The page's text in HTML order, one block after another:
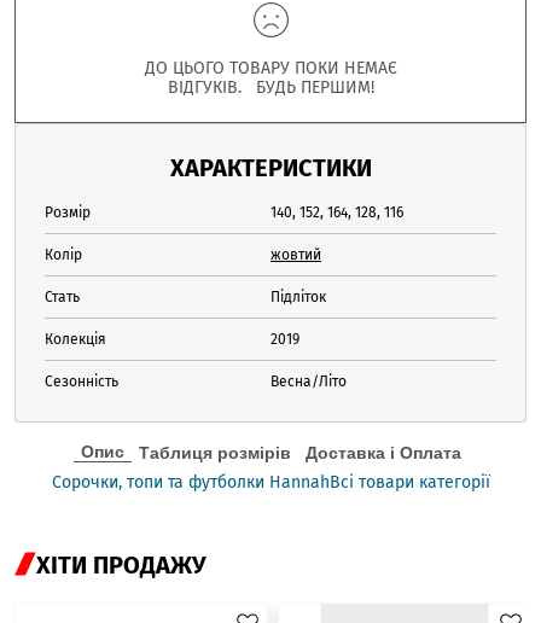
ДО ЦЬОГО ТОВАРУ ПОКИ НЕМАЄ
ВІДГУКІВ. БУДЬ ПЕРШИМ!
ХАРАКТЕРИСТИКИ
Розмір 140, 152, 164, 128, 116
Колір жовтий
Стать Підліток
Колекція 2019
Сезонність Весна/Літо
Опис Таблиця розмірів Доставка і Оплата
Сорочки, топи та футболки HannahВсі товари категорії
ХІТИ ПРОДАЖУ